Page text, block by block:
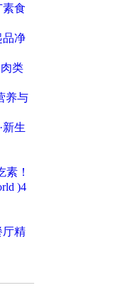
素食
品净
类
养与
新生
！
)4
厅精